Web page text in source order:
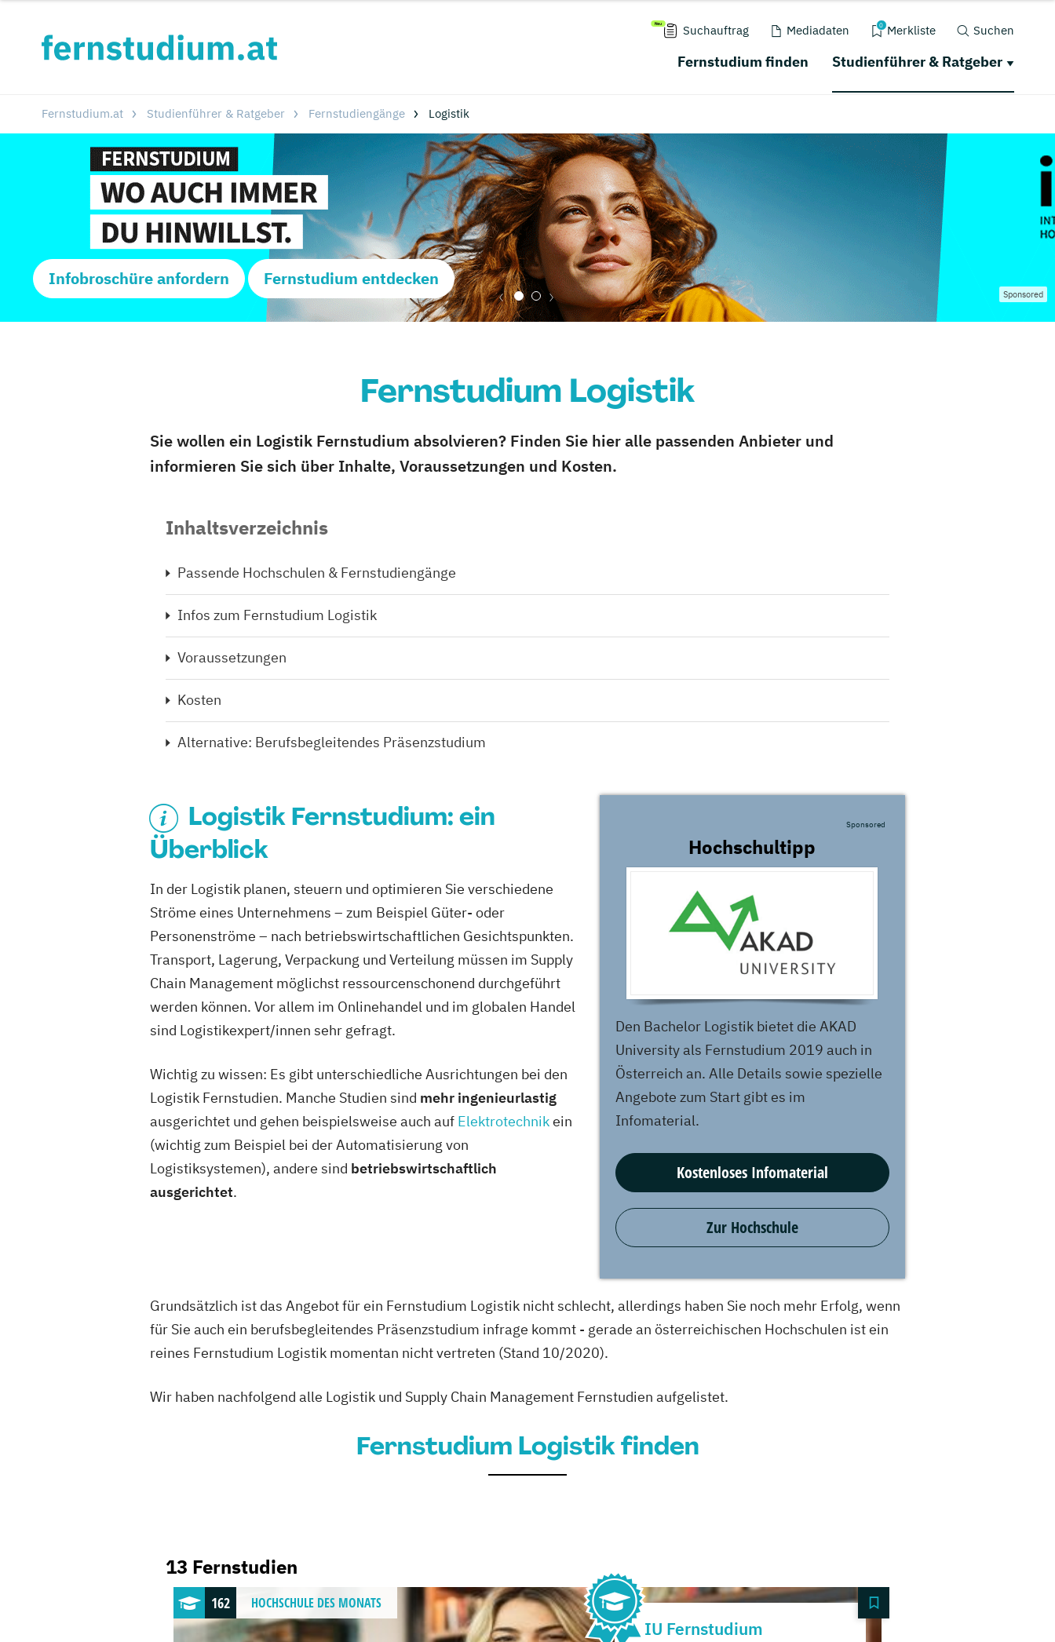
Suchauftrag Mediadaten 0 Merkliste Suchen
Fernstudium finden Studienführer & Ratgeber
Fernstudium.at Studienführer & Ratgeber Fernstudiengänge Logistik
Infobroschüre anfordern Fernstudium entdecken
Sponsored
Fernstudium Logistik
Sie wollen ein Logistik Fernstudium absolvieren? Finden Sie hier alle passenden Anbieter und
informieren Sie sich über Inhalte, Voraussetzungen und Kosten.
Inhaltsverzeichnis
Passende Hochschulen & Fernstudiengänge
Infos zum Fernstudium Logistik
Voraussetzungen
Kosten
Alternative: Berufsbegleitendes Präsenzstudium
Logistik Fernstudium: ein
Überblick
In der Logistik planen, steuern und optimieren Sie verschiedene
Ströme eines Unternehmens – zum Beispiel Güter- oder
Personenströme – nach betriebswirtschaftlichen Gesichtspunkten.
Transport, Lagerung, Verpackung und Verteilung müssen im Supply
Chain Management möglichst ressourcenschonend durchgeführt
werden können. Vor allem im Onlinehandel und im globalen Handel
sind Logistikexpert/innen sehr gefragt.
Wichtig zu wissen: Es gibt unterschiedliche Ausrichtungen bei den
Logistik Fernstudien. Manche Studien sind mehr ingenieurlastig
ausgerichtet und gehen beispielsweise auch auf Elektrotechnikein
(wichtig zum Beispiel bei der Automatisierung von
Logistiksystemen), andere sind betriebswirtschaftlich
ausgerichtet.
Hochschultipp
Sponsored
Den Bachelor Logistik bietet die AKAD
University als Fernstudium 2019 auch in
Österreich an. Alle Details sowie spezielle
Angebote zum Start gibt es im
Infomaterial.
Kostenloses Infomaterial
Zur Hochschule
Grundsätzlich ist das Angebot für ein Fernstudium Logistik nicht schlecht, allerdings haben Sie noch mehr Erfolg, wenn
für Sie auch ein berufsbegleitendes Präsenzstudium infrage kommt - gerade an österreichischen Hochschulen ist ein
reines Fernstudium Logistik momentan nicht vertreten (Stand 10/2020).
Wir haben nachfolgend alle Logistik und Supply Chain Management Fernstudien aufgelistet.
Fernstudium Logistik finden
13 Fernstudien
162 HOCHSCHULE DES MONATS
IU Fernstudium